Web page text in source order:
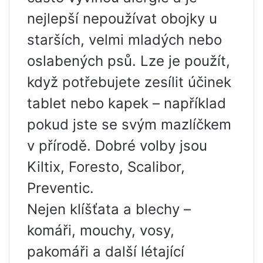
nejlepší nepoužívat obojky u
starších, velmi mladých nebo
oslabených psů. Lze je použít,
když potřebujete zesílit účinek
tablet nebo kapek – například
pokud jste se svým mazlíčkem
v přírodě. Dobré volby jsou
Kiltix, Foresto, Scalibor,
Preventic.
Nejen klíšťata a blechy –
komáři, mouchy, vosy,
pakomáři a další létající